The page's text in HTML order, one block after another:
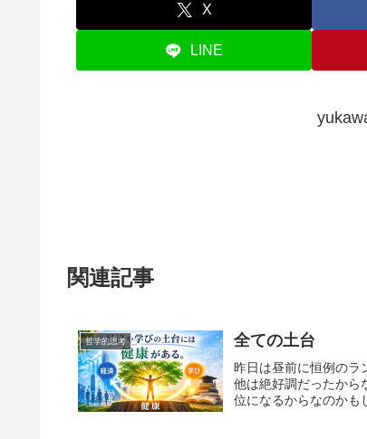
X
LINE
関連記事
哲学的思考 全ての土台
昨日は昼前に恒例のラ
他は絶好調だったから
位になるからなのかも